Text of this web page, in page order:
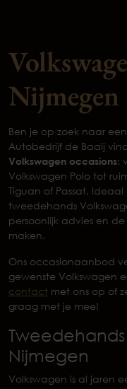
Nijmegen
Ben je op zoek naar
Autobedrijf de Baaij
Volkswagen occasions:
Volkswagen Polo tot
Tiguan of Passat.
tweedehands
persoonlijk advies en
maken.
Ons occasionaanbod
gewenste Volkswagen
contact met ons op of
graag met je mee!
Nijmegen
Volkswagen is al jaren